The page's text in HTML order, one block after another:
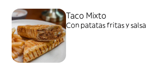
Taco Mixto
Con patatas fritas y salsa